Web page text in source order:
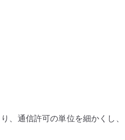
、通信許可の単位を細かくし、